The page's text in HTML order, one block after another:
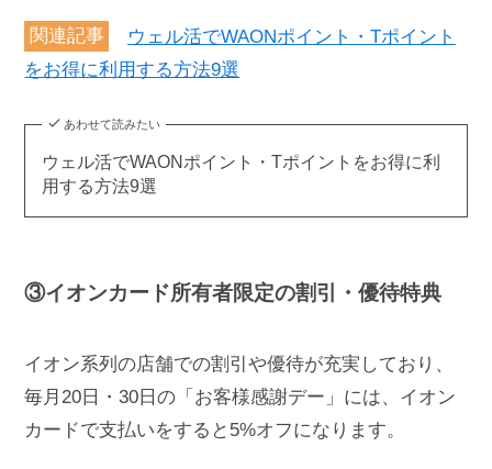
関連記事
ウェル活でWAONポイント・Tポイント
をお得に利用する方法9選
あわせて読みたい
ウェル活でWAONポイント・Tポイントをお得に利
用する方法9選
③イオンカード所有者限定の割引・優待特典
イオン系列の店舗での割引や優待が充実しており、
毎月20日・30日の「お客様感謝デー」には、イオン
カードで支払いをすると5%オフになります。